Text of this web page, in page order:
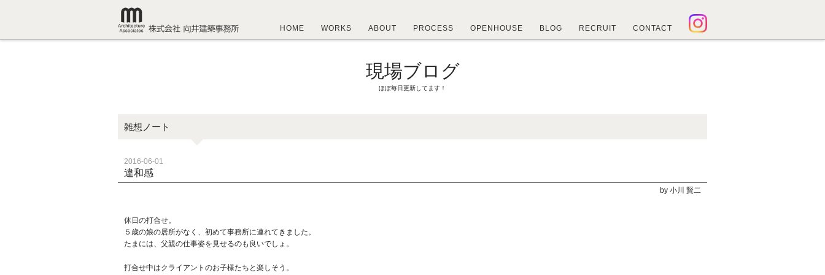
HOME WORKS ABOUT PROCESS OPENHOUSE BLOG RECRUIT CONTACT
現場ブログ
ほぼ毎日更新してます！
雑想ノート
2016-06-01
違和感
by 小川 賢二
休日の打合せ。
５歳の娘の居所がなく、初めて事務所に連れてきました。
たまには、父親の仕事姿を見せるのも良いでしょ。
打合せ中はクライアントのお子様たちと楽しそう。